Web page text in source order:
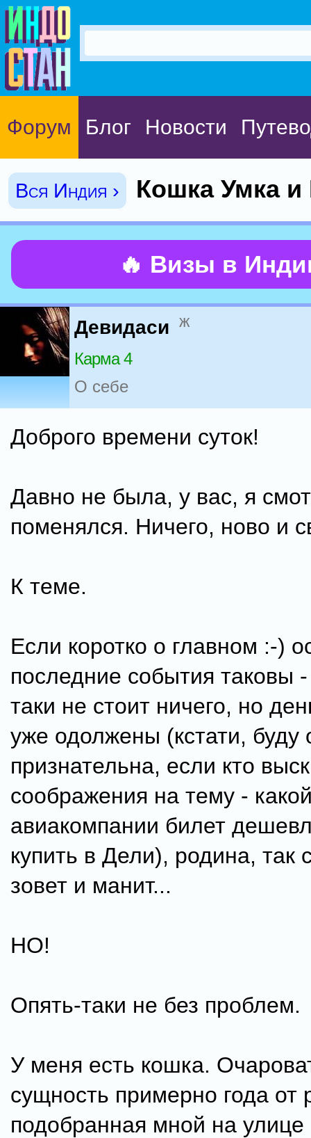
Форум Блог Новости
Вся Индия › Кошка Умка
🔥 Визы в
Девидаси ж
Карма 4
О себе
Доброго времени суток!
Давно не была, у вас, я
поменялся. Ничего, ново и
К теме.
Если коротко о главном :-)
последние события таковы
таки не стоит ничего, но
уже одолжены (кстати, буду
признательна, если кто
соображения на тему -
авиакомпании билет
купить в Дели), родина, так
зовет и манит...
НО!
Опять-таки не без проблем.
У меня есть кошка.
сущность примерно года от
подобранная мной на улице